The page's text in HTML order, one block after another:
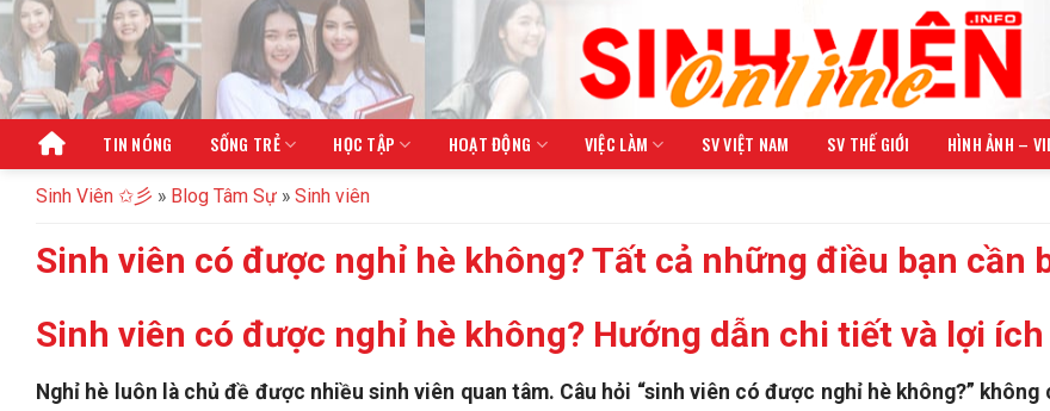
Bỏ
qua
nội
dung
TIN NÓNG SỐNG TRẺ HỌC TẬP HOẠT ĐỘNG VIỆC LÀM SV VIỆT NAM SV THẾ GIỚI HÌNH ẢNH –
Sinh Viên ✩彡 » Blog Tâm Sự » Sinh viên
Sinh viên có được nghỉ hè không? Tất cả những điều bạn cần
Sinh viên có được nghỉ hè không? Hướng dẫn chi tiết và lợi ích
Nghỉ hè luôn là chủ đề được nhiều sinh viên quan tâm. Câu hỏi “sinh viên có được nghỉ hè không?” không